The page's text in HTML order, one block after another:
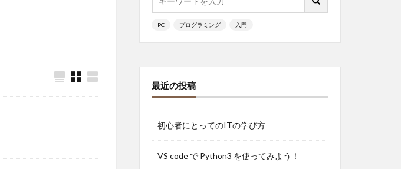
PC プログラミング 入門
最近の投稿
初心者にとってのITの学び方
VS code で Python3 を使ってみよう！